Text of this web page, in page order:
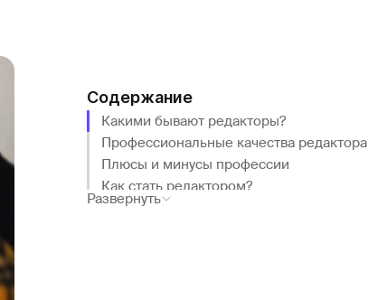
Содержание
Какими бывают редакторы?
Профессиональные качества редактора
Плюсы и минусы профессии
Как стать редактором?
Где искать работу редактором?
Развернуть